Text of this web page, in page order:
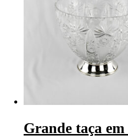
Grande taça